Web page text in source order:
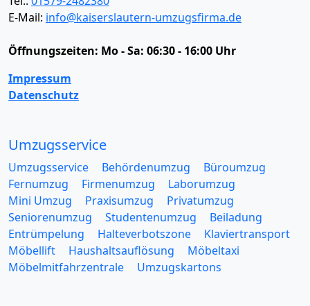
E-Mail: info@kaiserslautern-umzugsfirma.de
Öffnungszeiten: Mo - Sa: 06:30 - 16:00 Uhr
Impressum
Datenschutz
Umzugsservice
Umzugsservice Behördenumzug
Büroumzug
Fernumzug
Firmenumzug
Laborumzug
Mini Umzug
Praxisumzug
Privatumzug
Seniorenumzug
Studentenumzug
Beiladung
Entrümpelung
Halteverbotszone
Klaviertransport
Möbellift
Haushaltsauflösung
Möbeltaxi
Möbelmitfahrzentrale
Umzugskartons